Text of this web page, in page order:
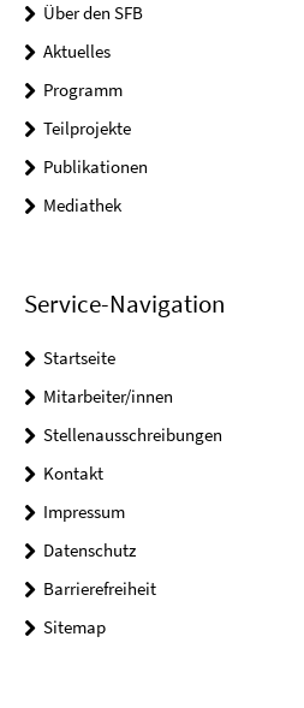
Über den SFB
Aktuelles
Programm
Teilprojekte
Publikationen
Mediathek
Service-Navigation
Startseite
Mitarbeiter/innen
Stellenausschreibungen
Kontakt
Impressum
Datenschutz
Barrierefreiheit
Sitemap